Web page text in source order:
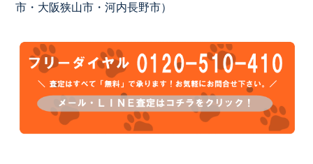
市・大阪狭山市・河内長野市）